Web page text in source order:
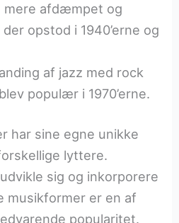
mere afdæmpet og
opstod i 1940’erne og
af jazz med rock
populær i 1970’erne.
har sine egne unikke
lyttere.
sig og inkorporere
musikformer er en af
popularitet.